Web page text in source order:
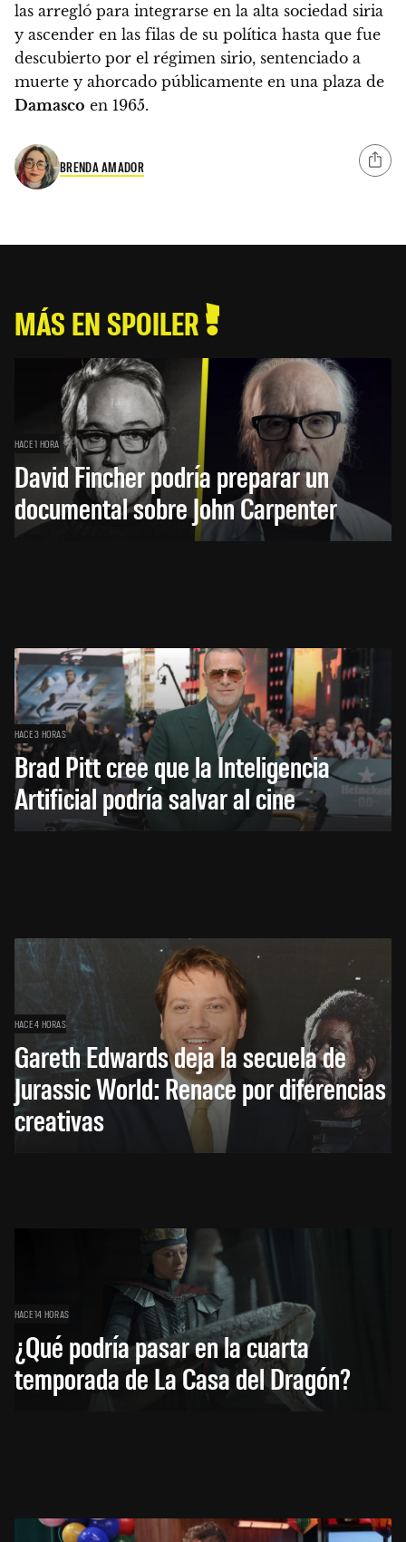
las arregló para integrarse en la alta sociedad siria
y ascender en las filas de su política hasta que fue
descubierto por el régimen sirio, sentenciado a
muerte y ahorcado públicamente en una plaza de
Damasco en 1965.
BRENDA AMADOR
MÁS EN SPOILER
HACE 1 HORA
David Fincher podría preparar un
documental sobre John Carpenter
HACE 3 HORAS
Brad Pitt cree que la Inteligencia
Artificial podría salvar al cine
HACE 4 HORAS
Gareth Edwards deja la secuela de
Jurassic World: Renace por diferencias
creativas
HACE 14 HORAS
¿Qué podría pasar en la cuarta
temporada de La Casa del Dragón?